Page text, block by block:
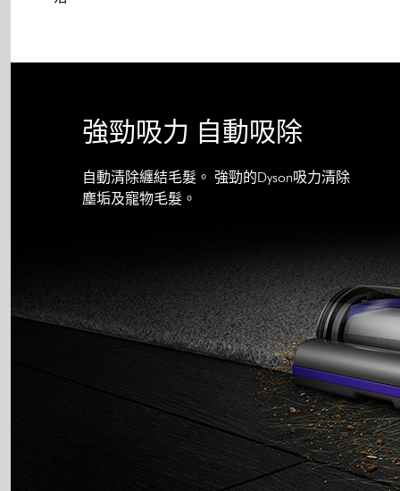
強勁吸力 自動吸除
自動清除纏結毛髮。 強勁的Dyson吸力清除
塵垢及寵物毛髮。